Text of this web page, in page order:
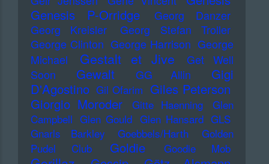
Genesis P-Orridge
Georg Danzer
Georg Kreisler
Georg Stefan Troller
George Clinton George Harrison George
Michael
Gestalt et Jive
Get Well
Soon
Gewalt GG Allin
Gigi
D'Agostino Gil Ofarim Giles Peterson
Giorgio Moroder
Gitte Haenning
Glen
Campbell Glen Gould Glen Hansard GLS
Gnarls Barkley
Goebbels/Harth
Golden
Pudel Club
Goldie Goodie Mob